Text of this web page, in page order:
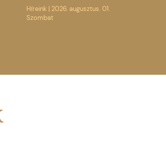
Híreink | 2026. augusztus. 01.
Szombat